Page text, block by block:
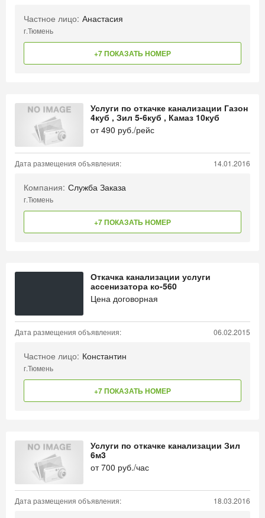
Частное лицо: Анастасия
г.Тюмень
+7 ПОКАЗАТЬ НОМЕР
Услуги по откачке канализации Газон
4куб , Зил 5-6куб , Камаз 10куб
от490 руб./рейс
Дата размещения объявления: 14.01.2016
Компания: Служба Заказа
г.Тюмень
+7 ПОКАЗАТЬ НОМЕР
Откачка канализации услуги
ассенизатора ко-560
Цена договорная
Дата размещения объявления: 06.02.2015
Частное лицо: Константин
г.Тюмень
+7 ПОКАЗАТЬ НОМЕР
Услуги по откачке канализации Зил
6м3
от700 руб./час
Дата размещения объявления: 18.03.2016